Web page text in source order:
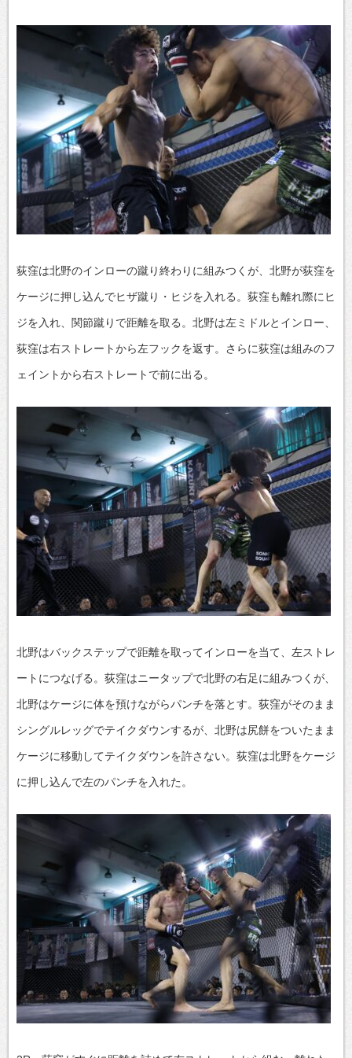
荻窪は北野のインローの蹴り終わりに組みつくが、北野が荻窪を
ケージに押し込んでヒザ蹴り・ヒジを入れる。荻窪も離れ際にヒ
ジを入れ、関節蹴りで距離を取る。北野は左ミドルとインロー、
荻窪は右ストレートから左フックを返す。さらに荻窪は組みのフ
ェイントから右ストレートで前に出る。
北野はバックステップで距離を取ってインローを当て、左ストレ
ートにつなげる。荻窪はニータップで北野の右足に組みつくが、
北野はケージに体を預けながらパンチを落とす。荻窪がそのまま
シングルレッグでテイクダウンするが、北野は尻餅をついたまま
ケージに移動してテイクダウンを許さない。荻窪は北野をケージ
に押し込んで左のパンチを入れた。